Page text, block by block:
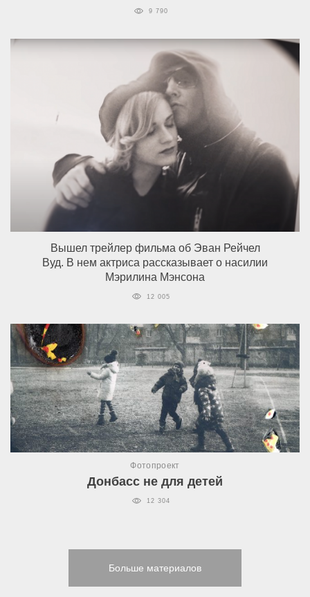
9 790
Вышел трейлер фильма об Эван Рейчел
Вуд. В нем актриса рассказывает о насилии
Мэрилина Мэнсона
12 005
Фотопроект
Донбасс не для детей
12 304
Больше материалов